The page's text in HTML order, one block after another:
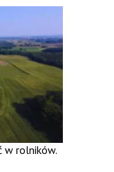
w rolników.